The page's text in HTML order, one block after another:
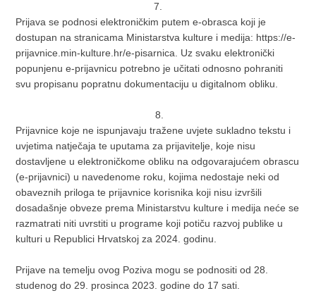
7.
Prijava se podnosi elektroničkim putem e-obrasca koji je
dostupan na stranicama Ministarstva kulture i medija: https://e-
prijavnice.min-kulture.hr/e-pisarnica. Uz svaku elektronički
popunjenu e-prijavnicu potrebno je učitati odnosno pohraniti
svu propisanu popratnu dokumentaciju u digitalnom obliku.
8.
Prijavnice koje ne ispunjavaju tražene uvjete sukladno tekstu i
uvjetima natječaja te uputama za prijavitelje, koje nisu
dostavljene u elektroničkome obliku na odgovarajućem obrascu
(e-prijavnici) u navedenome roku, kojima nedostaje neki od
obaveznih priloga te prijavnice korisnika koji nisu izvršili
dosadašnje obveze prema Ministarstvu kulture i medija neće se
razmatrati niti uvrstiti u programe koji potiču razvoj publike u
kulturi u Republici Hrvatskoj za 2024. godinu.
Prijave na temelju ovog Poziva mogu se podnositi od 28.
studenog do 29. prosinca 2023. godine do 17 sati.